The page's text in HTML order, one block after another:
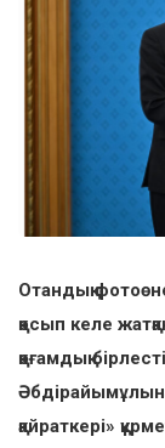
Отандық
қосып келе
қоғамдық
қайраткері»